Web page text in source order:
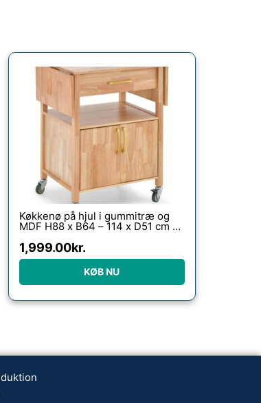
Køkkenø på hjul i gummitræ og
MDF H88 x B64 – 114 x D51 cm –
1,999.00kr.
KØB NU